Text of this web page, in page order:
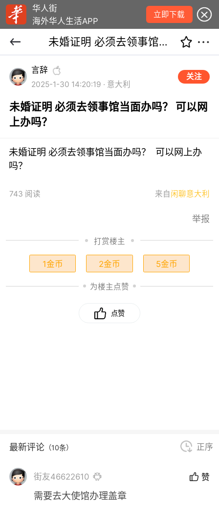
华人街
海外华人生活APP
立即下载
未婚证明 必须去领事馆当面办吗？ 可以网上办吗？
言辞
2025-1-30 14:20:19 · 意大利
关注
未婚证明 必须去领事馆当面办吗？ 可以网
上办吗？
未婚证明 必须去领事馆当面办吗？ 可以网上办
吗？
743 阅读 来自 闲聊意大利
举报
打赏楼主
1金币 2金币 5金币
为楼主点赞
点赞
最新评论 （10条） 正序
街友46622610 赞
需要去大使馆办理盖章